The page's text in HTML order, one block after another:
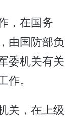
，在国务
由国防部负
委机关有关
。
关，在上级